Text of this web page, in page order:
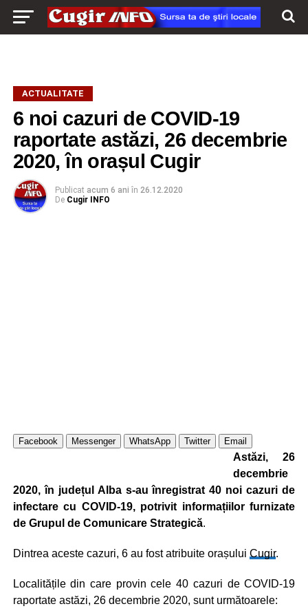
ACTUALITATE
6 noi cazuri de COVID-19
raportate astăzi, 26 decembrie
2020, în orașul Cugir
Publicat acum 6 ani în 26.12.2020
De Cugir INFO
Facebook Messenger WhatsApp Twitter Email
Astăzi, 26
decembrie
2020, în județul Alba s-au înregistrat 40 noi cazuri de
infectare cu COVID-19, potrivit informațiilor furnizate
de Grupul de Comunicare Strategică.
Dintrea aceste cazuri, 6 au fost atribuite orașului Cugir.
Localitățile din care provin cele 40 cazuri de COVID-19
raportate astăzi, 26 decembrie 2020, sunt următoarele: